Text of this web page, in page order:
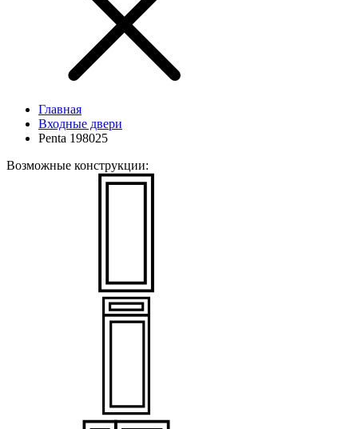
Главная
Входные двери
Penta 198025
Возможные конструкции: